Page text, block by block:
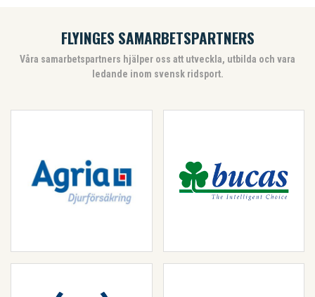
FLYINGES SAMARBETSPARTNERS
Våra samarbetspartners hjälper oss att utveckla, utbilda och vara
ledande inom svensk ridsport.